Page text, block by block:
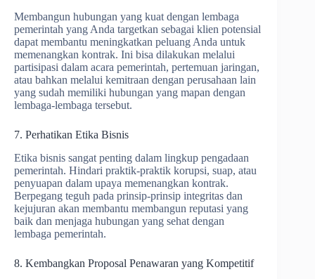
Membangun hubungan yang kuat dengan lembaga
pemerintah yang Anda targetkan sebagai klien potensial
dapat membantu meningkatkan peluang Anda untuk
memenangkan kontrak. Ini bisa dilakukan melalui
partisipasi dalam acara pemerintah, pertemuan jaringan,
atau bahkan melalui kemitraan dengan perusahaan lain
yang sudah memiliki hubungan yang mapan dengan
lembaga-lembaga tersebut.
7. Perhatikan Etika Bisnis
Etika bisnis sangat penting dalam lingkup pengadaan
pemerintah. Hindari praktik-praktik korupsi, suap, atau
penyuapan dalam upaya memenangkan kontrak.
Berpegang teguh pada prinsip-prinsip integritas dan
kejujuran akan membantu membangun reputasi yang
baik dan menjaga hubungan yang sehat dengan
lembaga pemerintah.
8. Kembangkan Proposal Penawaran yang Kompetitif